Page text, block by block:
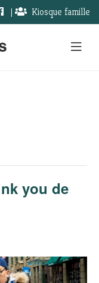
| Kiosque famille
you de